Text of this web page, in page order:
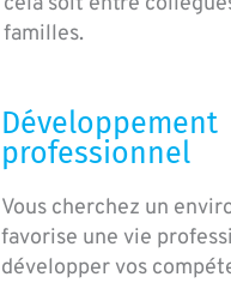
familles.
Développement
professionnel
Vous cherchez un
favorise une vie
développer vos